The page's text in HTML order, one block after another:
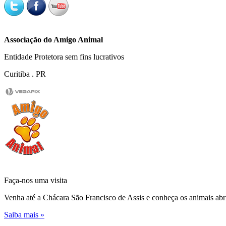
Associação do Amigo Animal
Entidade Protetora sem fins lucrativos
Curitiba . PR
Faça-nos uma visita
Venha até a Chácara São Francisco de Assis e conheça os animais
Saiba mais »